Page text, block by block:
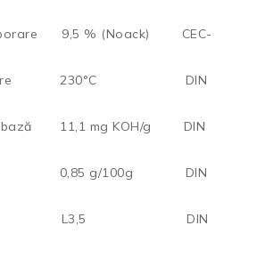
9,5 % (Noack) CEC-
230°C DIN
bază 11,1 mg KOH/g DIN
0,85 g/100g DIN
L3,5 DIN